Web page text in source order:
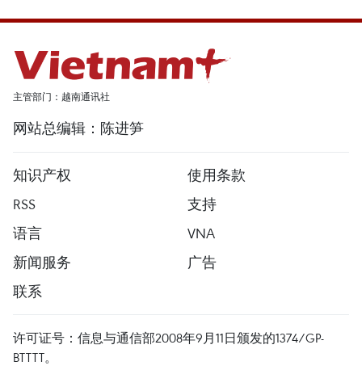
主管部门：越南通讯社
网站总编辑：陈进笋
知识产权
使用条款
RSS
支持
语言
VNA
新闻服务
广告
联系
许可证号：信息与通信部2008年9月11日颁发的1374/GP-
BTTTT。